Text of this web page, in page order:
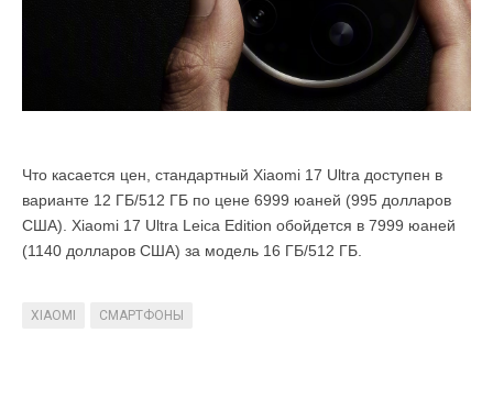
Что касается цен, стандартный Xiaomi 17 Ultra доступен в
варианте 12 ГБ/512 ГБ по цене 6999 юаней (995 долларов
США). Xiaomi 17 Ultra Leica Edition обойдется в 7999 юаней
(1140 долларов США) за модель 16 ГБ/512 ГБ.
XIAOMI СМАРТФОНЫ